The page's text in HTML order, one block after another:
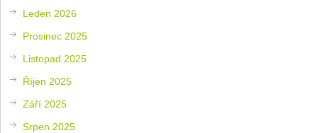
Leden 2026
Prosinec 2025
Listopad 2025
Říjen 2025
Září 2025
Srpen 2025